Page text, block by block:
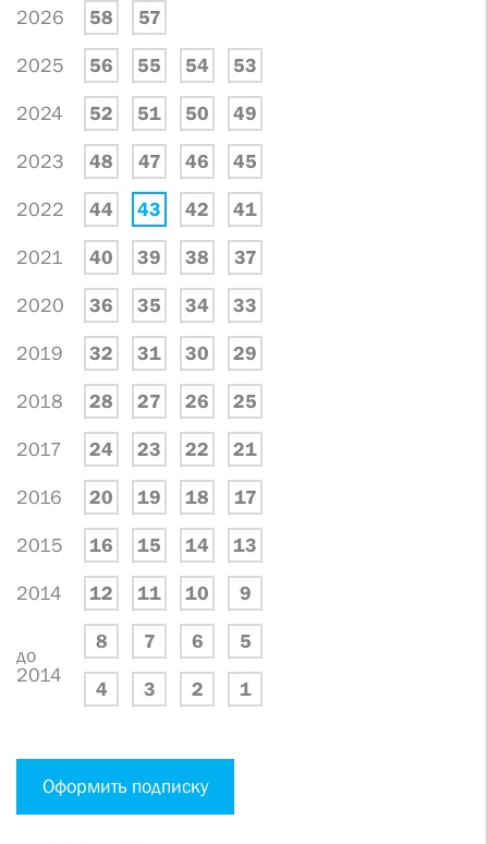
2026 58 57
2025 56 55 54 53
2024 52 51 50 49
2023 48 47 46 45
2022 44 43 42 41
2021 40 39 38 37
2020 36 35 34 33
2019 32 31 30 29
2018 28 27 26 25
2017 24 23 22 21
2016 20 19 18 17
2015 16 15 14 13
2014 12 11 10 9
до
2014
8 7 6 5
4 3 2 1
Оформить подписку